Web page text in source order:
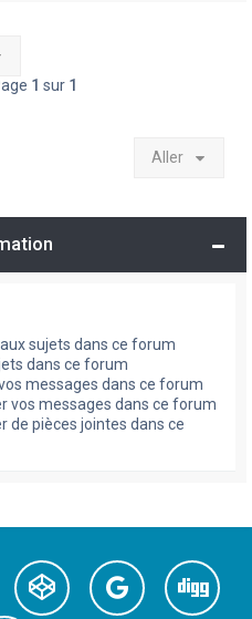
1 sur 1
Aller
sujets dans ce forum
dans ce forum
messages dans ce forum
vos messages dans ce forum
de pièces jointes dans ce